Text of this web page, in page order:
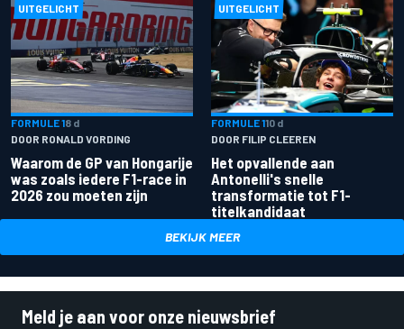
UITGELICHT
FORMULE 18 d
DOOR RONALD VORDING
Waarom de GP van Hongarije
was zoals iedere F1-race in
2026 zou moeten zijn
UITGELICHT
FORMULE 110 d
DOOR FILIP CLEEREN
Het opvallende aan
Antonelli's snelle
transformatie tot F1-
titelkandidaat
BEKIJK MEER
Meld je aan voor onze nieuwsbrief